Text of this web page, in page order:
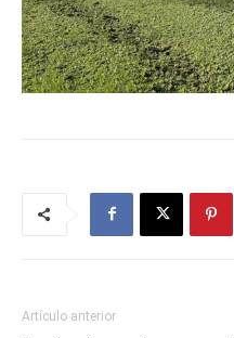
Artículo anterior